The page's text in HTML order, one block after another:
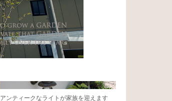
アンティークなライトが家族を迎えます